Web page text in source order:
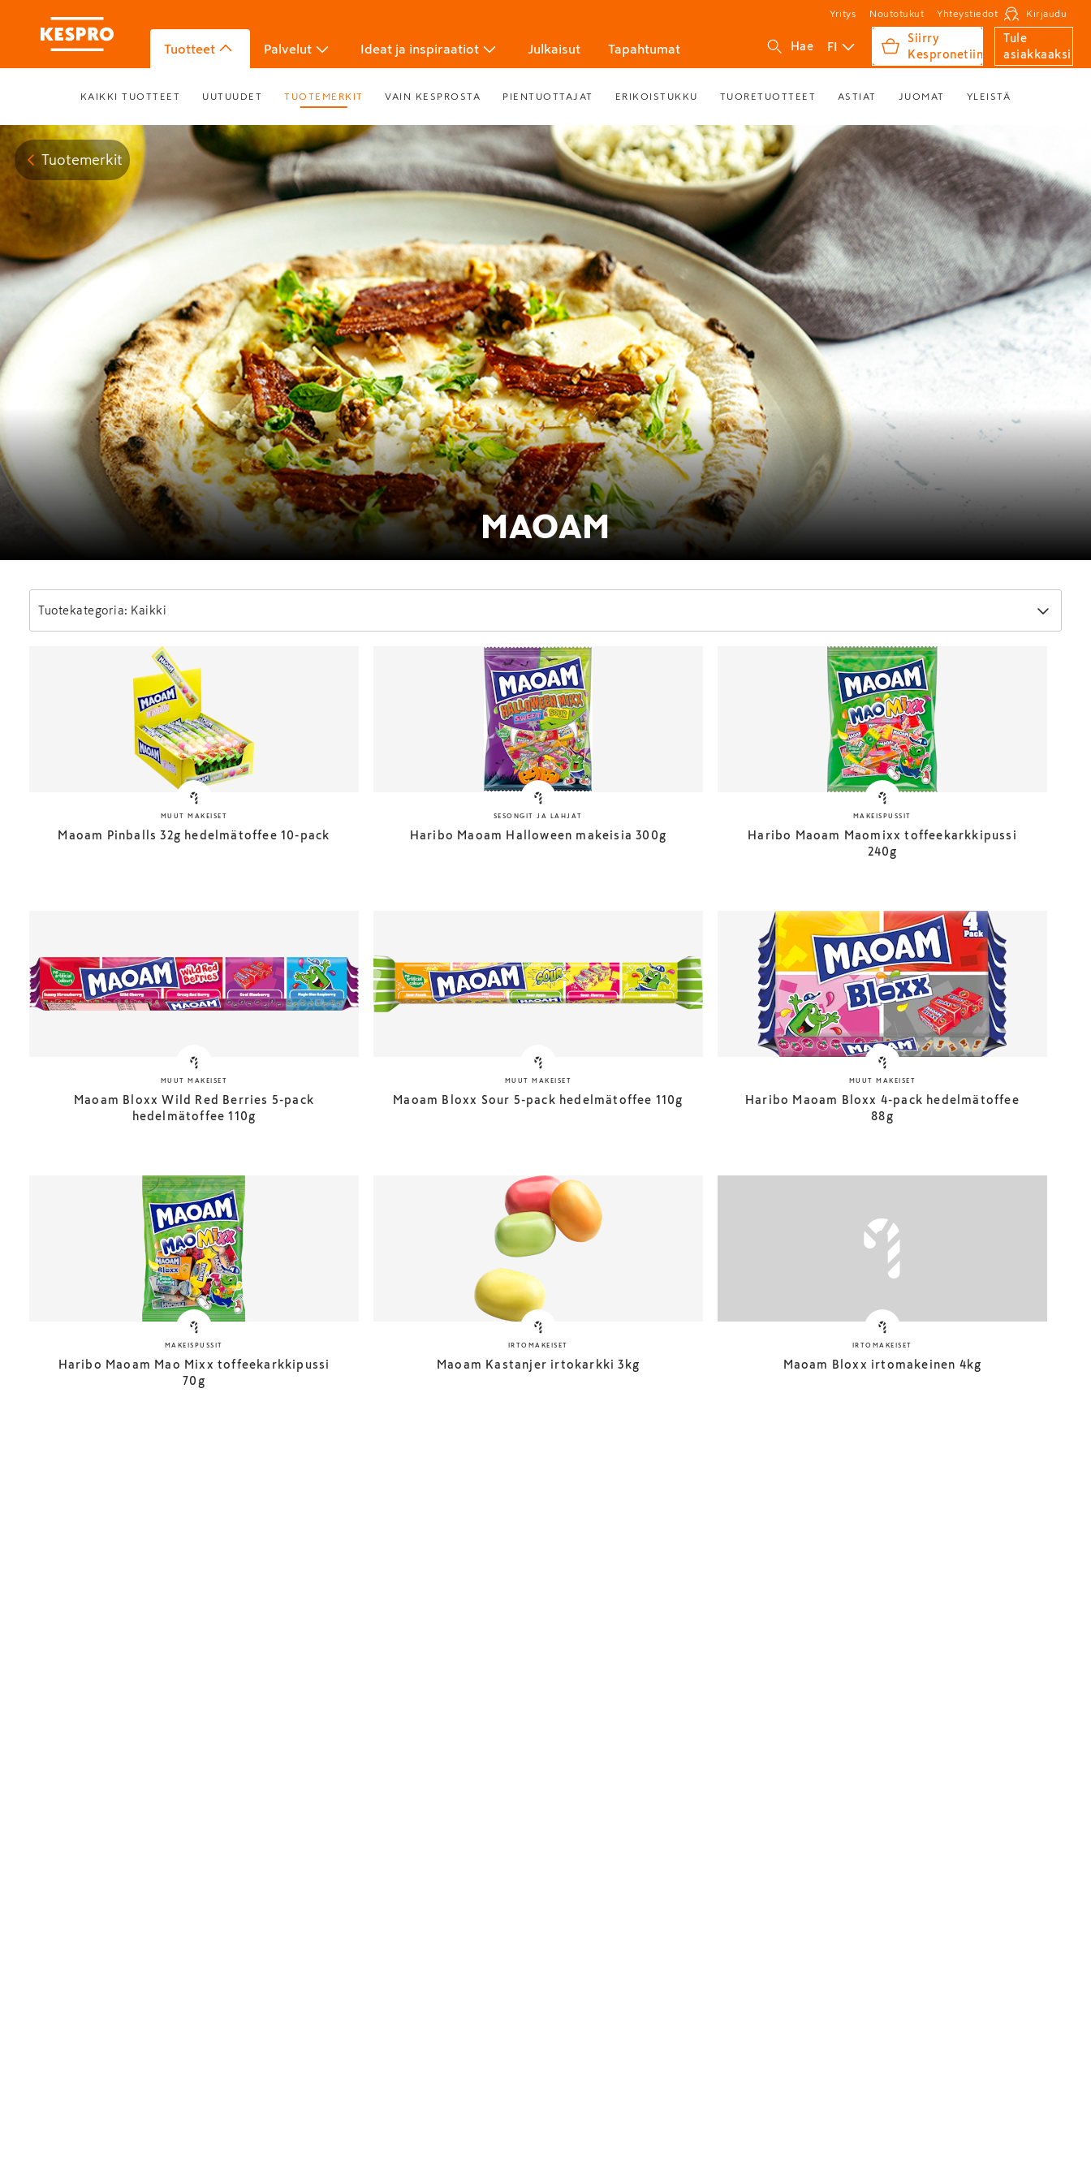
Yritys Noutotukut Yhteystiedot Kirjaudu
Tuotteet Palvelut Ideat ja inspiraatiot Julkaisut Tapahtumat Hae FI
Siirry
Kespronetiin
Tule
asiakkaaksi
KAIKKI TUOTTEET UUTUUDET TUOTEMERKIT VAIN KESPROSTA PIENTUOTTAJAT ERIKOISTUKKU TUORETUOTTEET ASTIAT JUOMAT YLEISTÄ
Tuotemerkit
MAOAM
Tuotekategoria: Kaikki
MUUT MAKEISET
Maoam Pinballs 32g hedelmätoffee 10-pack
SESONGIT JA LAHJAT
Haribo Maoam Halloween makeisia 300g
MAKEISPUSSIT
Haribo Maoam Maomixx toffeekarkkipussi
240g
MUUT MAKEISET
Maoam Bloxx Wild Red Berries 5-pack
hedelmätoffee 110g
MUUT MAKEISET
Maoam Bloxx Sour 5-pack hedelmätoffee 110g
MUUT MAKEISET
Haribo Maoam Bloxx 4-pack hedelmätoffee
88g
MAKEISPUSSIT
Haribo Maoam Mao Mixx toffeekarkkipussi
70g
IRTOMAKEISET
Maoam Kastanjer irtokarkki 3kg
IRTOMAKEISET
Maoam Bloxx irtomakeinen 4kg